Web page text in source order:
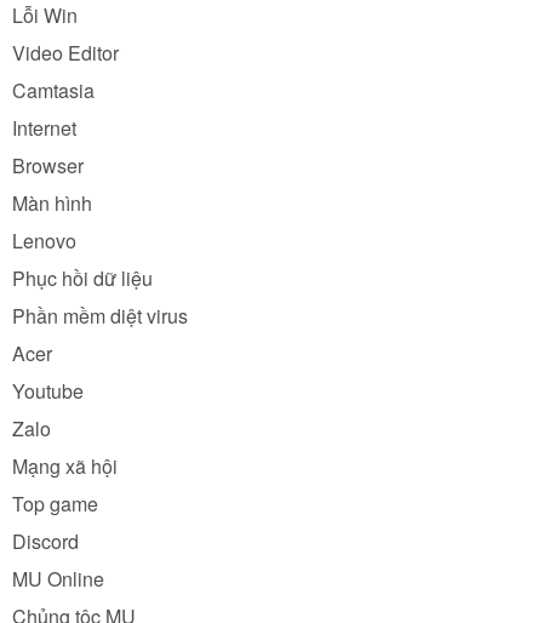
Lỗi Win
Video Editor
Camtasia
Internet
Browser
Màn hình
Lenovo
Phục hồi dữ liệu
Phần mềm diệt virus
Acer
Youtube
Zalo
Mạng xã hội
Top game
Discord
MU Online
Chủng tộc MU